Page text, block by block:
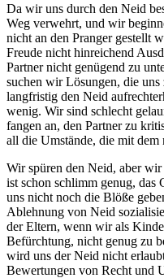
Da wir uns durch den Neid
Weg verwehrt, und wir
nicht an den Pranger gestellt
Freude nicht hinreichend
Partner nicht genügend zu
suchen wir Lösungen, die
langfristig den Neid
wenig. Wir sind schlecht
fangen an, den Partner zu
all die Umstände, die mit dem
Wir spüren den Neid, aber
ist schon schlimm genug, das
uns nicht noch die Blöße
Ablehnung von Neid
der Eltern, wenn wir als
Befürchtung, nicht genug zu
wird uns der Neid nicht
Bewertungen von Recht und